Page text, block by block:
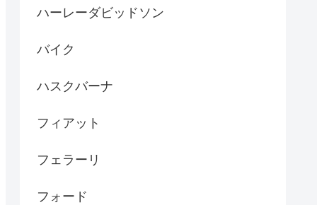
ハーレーダビッドソン
バイク
ハスクバーナ
フィアット
フェラーリ
フォード